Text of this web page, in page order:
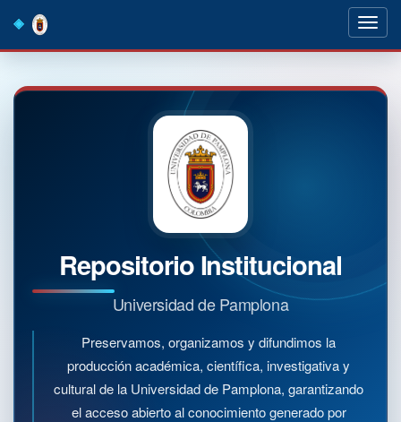
navigation
Repositorio Institucional
Universidad de Pamplona
Preservamos, organizamos y difundimos la
producción académica, científica, investigativa y
cultural de la Universidad de Pamplona, garantizando
el acceso abierto al conocimiento generado por